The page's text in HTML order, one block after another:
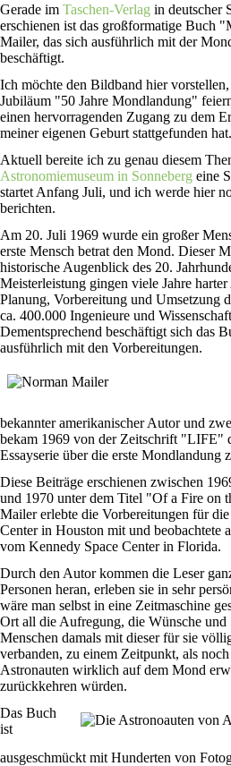
Gerade im Taschen-Verlag in deutscher
erschienen ist das großformatige Buch
Mailer, das sich ausführlich mit der
beschäftigt.
Ich möchte den Bildband hier
Jubiläum "50 Jahre Mondlandung"
einen hervorragenden Zugang zu dem
meiner eigenen Geburt stattgefunden hat.
Aktuell bereite ich zu genau diesem
Astronomiemuseum in Sonneberg eine
startet Anfang Juli, und ich werde hier
berichten.
Am 20. Juli 1969 wurde ein großer
erste Mensch betrat den Mond. Dieser
historische Augenblick des 20.
Meisterleistung gingen viele Jahre
Planung, Vorbereitung und Umsetzung
ca. 400.000 Ingenieure und
Dementsprechend beschäftigt sich das
ausführlich mit den Vorbereitungen.
bekannter amerikanischer Autor und
bekam 1969 von der Zeitschrift "LIFE"
Essayserie über die erste Mondlandung
Diese Beiträge erschienen zwischen
und 1970 unter dem Titel "Of a Fire on
Mailer erlebte die Vorbereitungen für
Center in Houston mit und beobachtete
vom Kennedy Space Center in Florida.
Durch den Autor kommen die Leser
Personen heran, erleben sie in sehr
wäre man selbst in eine Zeitmaschine
Ort all die Aufregung, die Wünsche und
Menschen damals mit dieser für sie
verbanden, zu einem Zeitpunkt, als
Astronauten wirklich auf dem Mond
zurückkehren würden.
Das Buch
ist
ausgeschmückt mit Hunderten von